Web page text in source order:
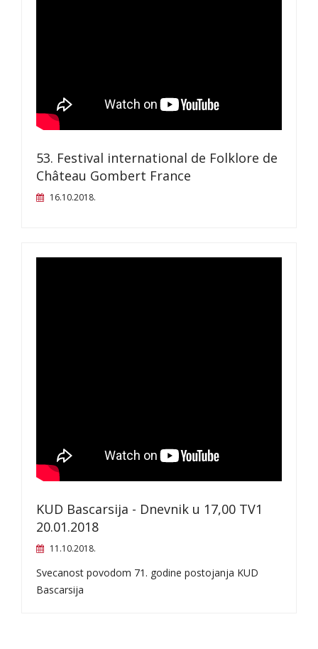
53. Festival international de Folklore de
Château Gombert France
16.10.2018.
KUD Bascarsija - Dnevnik u 17,00 TV1
20.01.2018
11.10.2018.
Svecanost povodom 71. godine postojanja KUD
Bascarsija